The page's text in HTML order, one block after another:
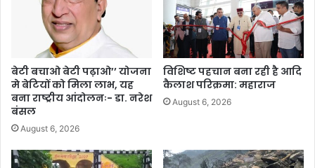
बेटी बचाओ बेटी पढ़ाओ’’ योजना
मे बेटियों को मिला लाभ, यह
बना राष्ट्रीय आंदोलनः- डा. नरेश
बंसल
August 6, 2026
विशिष्ट पहचान बना रही है आदि
कैलाश परिक्रमा: महाराज
August 6, 2026